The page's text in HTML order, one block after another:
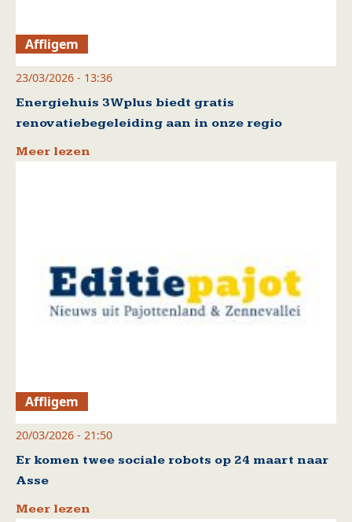
Affligem
23/03/2026 - 13:36
Energiehuis 3Wplus biedt gratis
renovatiebegeleiding aan in onze regio
Meer lezen
Affligem
20/03/2026 - 21:50
Er komen twee sociale robots op 24 maart naar
Asse
Meer lezen